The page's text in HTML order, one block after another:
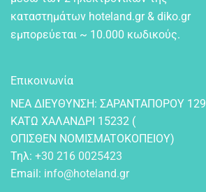
καταστημάτων hoteland.gr & diko.gr
εμπορεύεται ~ 10.000 κωδικούς.
Επικοινωνία
NEA ΔIEYΘYNΣH: ΣAPANTAΠOPOY 129
KATΩ XAΛANΔPI 15232 (
OΠIΣΘEN NOMIΣMATOKOΠEIOY)
Τηλ: +30 216 0025423
Email: info@hoteland.gr